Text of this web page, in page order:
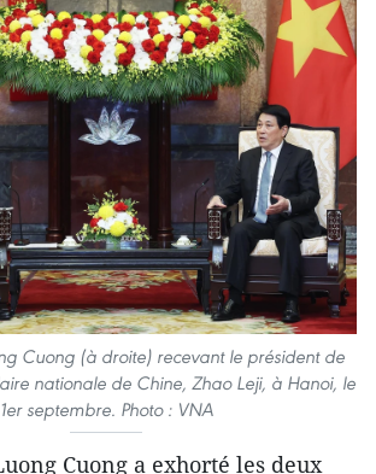
Cuong (à droite) recevant le président de
nationale de Chine, Zhao Leji, à Hanoi, le
1er septembre. Photo : VNA
Cuong a exhorté les deux